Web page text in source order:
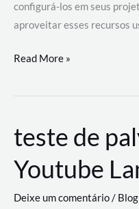
configurá-los em seus
aproveitar esses recursos
GitHub
revoluciona
de
trabalho
com
a
Read More »
teste de
Youtube
Deixe um comentário/ Blog